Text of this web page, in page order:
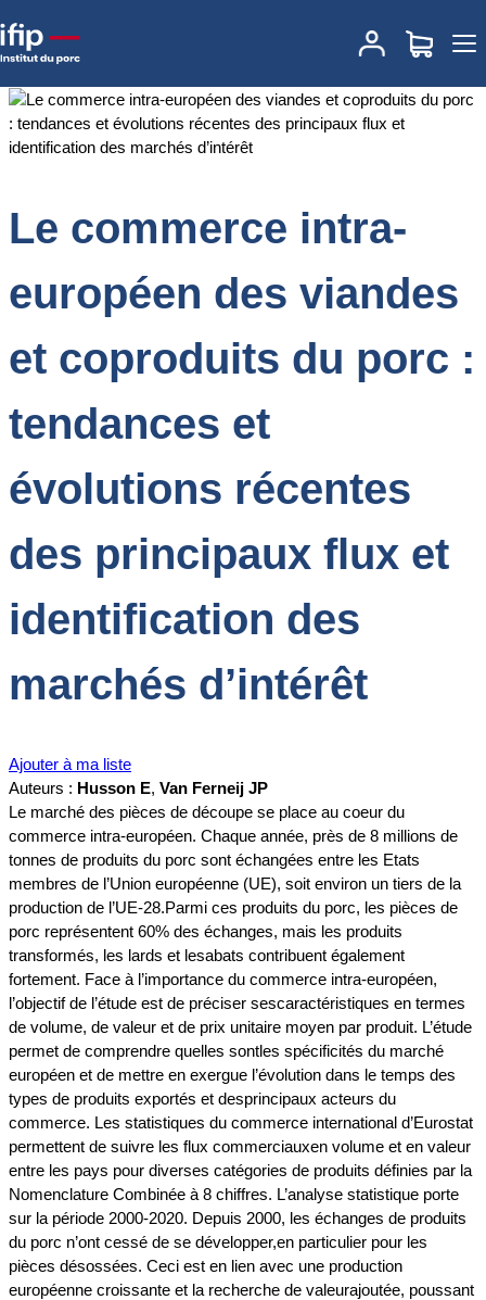
Accueil
Le commerce intra-européen des
viandes et coproduits du porc : tendances et évolutions récentes
Le commerce intra-
européen des viandes
et coproduits du porc :
tendances et
évolutions récentes
des principaux flux et
identification des
marchés d’intérêt
Ajouter à ma liste
Auteurs : Husson E, Van Ferneij JP
Le marché des pièces de découpe se place au coeur du
commerce intra-européen. Chaque année, près de 8 millions de
tonnes de produits du porc sont échangées entre les Etats
membres de l’Union européenne (UE), soit environ un tiers de la
production de l’UE-28.Parmi ces produits du porc, les pièces de
porc représentent 60% des échanges, mais les produits
transformés, les lards et lesabats contribuent également
fortement. Face à l’importance du commerce intra-européen,
l’objectif de l’étude est de préciser sescaractéristiques en termes
de volume, de valeur et de prix unitaire moyen par produit. L’étude
permet de comprendre quelles sontles spécificités du marché
européen et de mettre en exergue l’évolution dans le temps des
types de produits exportés et desprincipaux acteurs du
commerce. Les statistiques du commerce international d’Eurostat
permettent de suivre les flux commerciauxen volume et en valeur
entre les pays pour diverses catégories de produits définies par la
Nomenclature Combinée à 8 chiffres. L’analyse statistique porte
sur la période 2000-2020. Depuis 2000, les échanges de produits
du porc n’ont cessé de se développer,en particulier pour les
pièces désossées. Ceci est en lien avec une production
européenne croissante et la recherche de valeurajoutée, poussant